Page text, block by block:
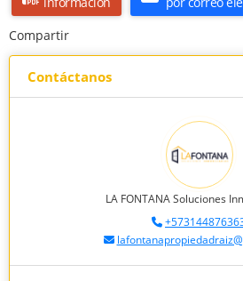
Compartir
Contáctanos
LA FONTANA Soluciones